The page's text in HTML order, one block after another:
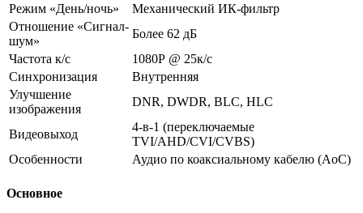
Режим «День/ночь»
Механический ИК-фильтр
Отношение «Сигнал-
шум»
Более 62 дБ
Частота к/с
1080Р @ 25к/с
Синхронизация
Внутренняя
Улучшение
изображения
DNR, DWDR, BLC, HLC
Видеовыход
4-в-1 (переключаемые
TVI/AHD/CVI/CVBS)
Особенности
Аудио по коаксиальному кабелю (AoC)
Основное